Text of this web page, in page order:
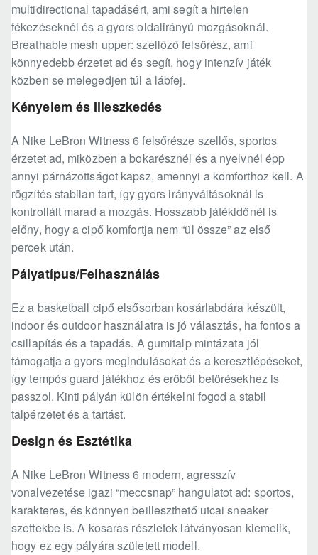
multidirectional tapadásért, ami segít a hirtelen
fékezéseknél és a gyors oldalirányú mozgásoknál.
Breathable mesh upper: szellőző felsőrész, ami
könnyedebb érzetet ad és segít, hogy intenzív játék
közben se melegedjen túl a lábfej.
Kényelem és Illeszkedés
A Nike LeBron Witness 6 felsőrésze szellős, sportos
érzetet ad, miközben a bokarésznél és a nyelvnél épp
annyi párnázottságot kapsz, amennyi a komforthoz kell. A
rögzítés stabilan tart, így gyors irányváltásoknál is
kontrollált marad a mozgás. Hosszabb játékidőnél is
előny, hogy a cipő komfortja nem “ül össze” az első
percek után.
Pályatípus/Felhasználás
Ez a basketball cipő elsősorban kosárlabdára készült,
indoor és outdoor használatra is jó választás, ha fontos a
csillapítás és a tapadás. A gumitalp mintázata jól
támogatja a gyors megindulásokat és a keresztlépéseket,
így tempós guard játékhoz és erőből betörésekhez is
passzol. Kinti pályán külön értékelni fogod a stabil
talpérzetet és a tartást.
Design és Esztétika
A Nike LeBron Witness 6 modern, agresszív
vonalvezetése igazi “meccsnap” hangulatot ad: sportos,
karakteres, és könnyen beilleszthető utcai sneaker
szettekbe is. A kosaras részletek látványosan kiemelik,
hogy ez egy pályára született modell.